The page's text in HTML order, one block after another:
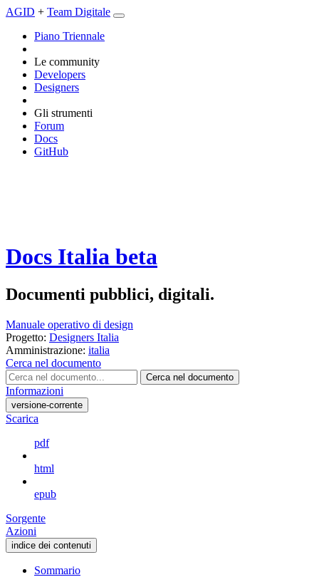
AGID + Team Digitale
Piano Triennale
Le community
Developers
Designers
Gli strumenti
Forum
Docs
GitHub
Docs Italia beta
Documenti pubblici, digitali.
Manuale operativo di design
Progetto: Designers Italia
Amministrazione: italia
Cerca nel documento
Cerca nel documento
Informazioni
versione-corrente
Scarica
pdf
html
epub
Sorgente
Azioni
indice dei contenuti
Sommario